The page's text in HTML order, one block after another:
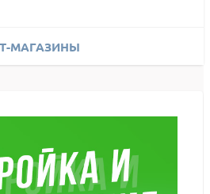
МАГАЗИНЫ